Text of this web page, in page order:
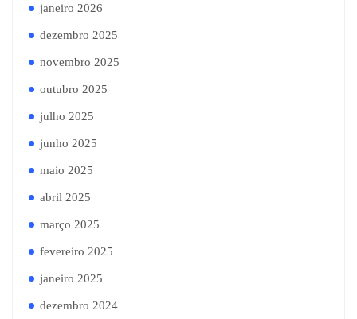
janeiro 2026
dezembro 2025
novembro 2025
outubro 2025
julho 2025
junho 2025
maio 2025
abril 2025
março 2025
fevereiro 2025
janeiro 2025
dezembro 2024